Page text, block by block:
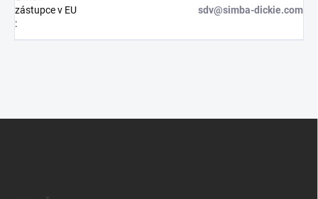
zástupce v EU
:
sdv@simba-dickie.com